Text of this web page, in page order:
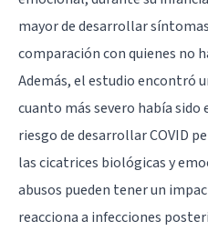
mayor de desarrollar
comparación con quienes no
Además, el estudio encontró
cuanto más severo había
riesgo de desarrollar COVID
las cicatrices biológicas y
abusos pueden tener un
reacciona a infecciones